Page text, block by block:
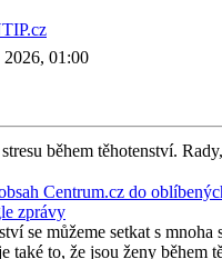
2026, 01:00
během těhotenství.
Centrum.cz do
zprávy
se můžeme setkat s
také to, že jsou ženy během